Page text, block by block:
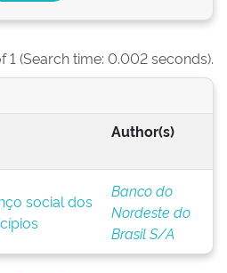
1 (Search time: 0.002 seconds).
Author(s)
social dos
Banco do
Nordeste do
Brasil S/A